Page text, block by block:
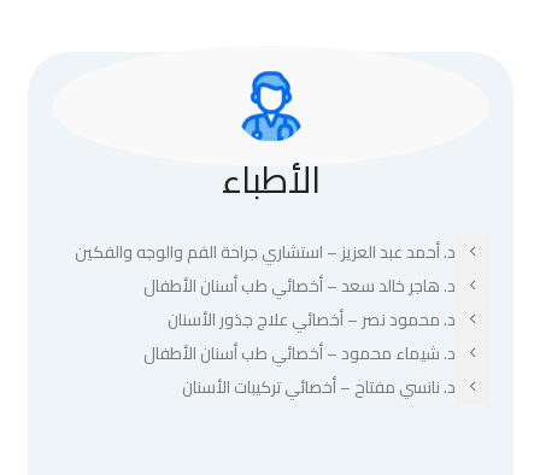
الأطباء
د. أحمد عبد العزيز – استشاري جراحة الفم والوجه والفكين
د. هاجر خالد سعد – أخصائي طب أسنان الأطفال
د. محمود نصر – أخصائي علاج جذور الأسنان
د. شيماء محمود – أخصائي طب أسنان الأطفال
د. نانسي مفتاح – أخصائي تركيبات الأسنان